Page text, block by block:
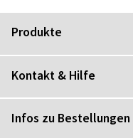
Produkte
Kontakt & Hilfe
Infos zu Bestellungen